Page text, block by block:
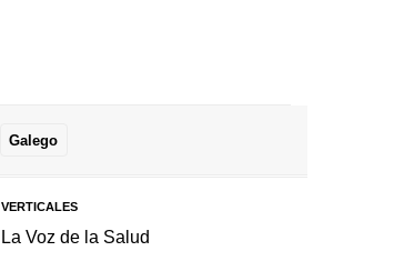
Galego
VERTICALES
La Voz de la Salud